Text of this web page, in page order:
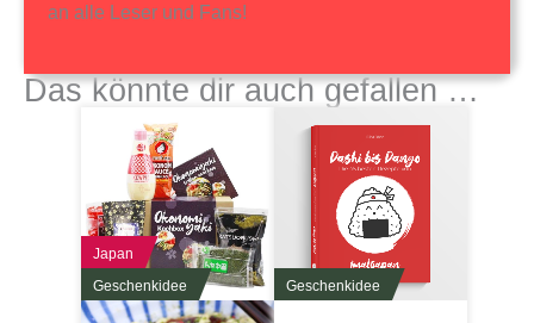
an alle Leser und Fans!
Das könnte dir auch gefallen …
Japan
Geschenkidee
Geschenkidee